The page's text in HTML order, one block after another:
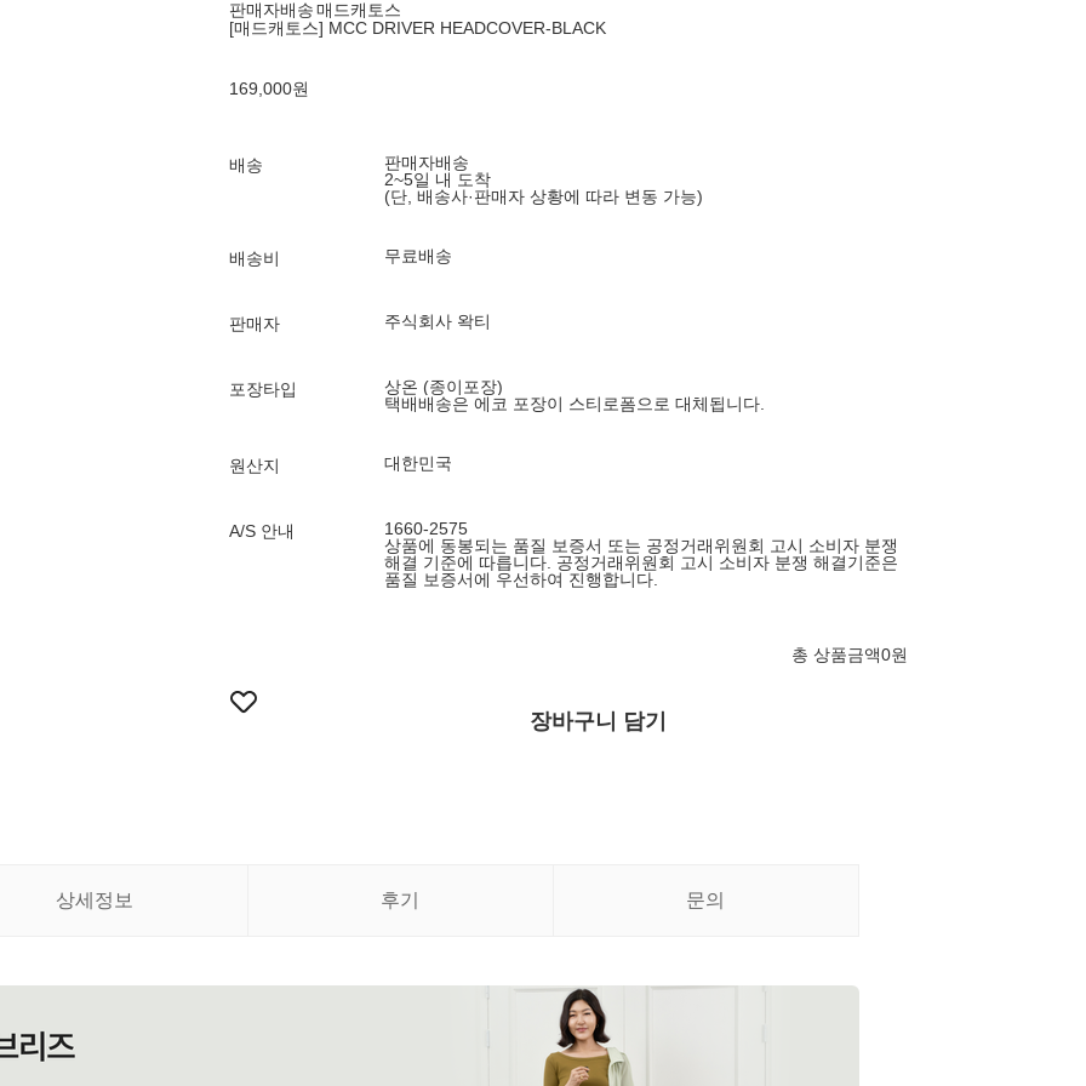
판매자배송매드캐토스
[매드캐토스] MCC DRIVER HEADCOVER-BLACK
169,000원
배송
판매자배송
2~5일 내 도착
(단, 배송사·판매자 상황에 따라 변동 가능)
배송비 무료배송
판매자 주식회사 왁티
포장타입
상온 (종이포장)
택배배송은 에코 포장이 스티로폼으로 대체됩니다.
원산지 대한민국
A/S 안내
1660-2575
상품에 동봉되는 품질 보증서 또는 공정거래위원회 고시 소비자 분쟁
해결 기준에 따릅니다. 공정거래위원회 고시 소비자 분쟁 해결기준은
품질 보증서에 우선하여 진행합니다.
총 상품금액0원
장바구니 담기
상세정보 후기 문의